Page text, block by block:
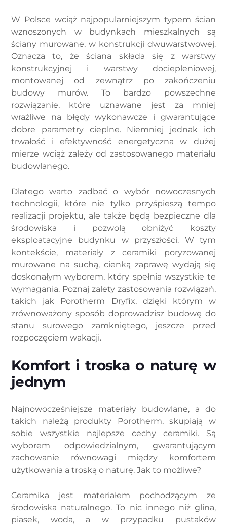
W Polsce wciąż najpopularniejszym typem ścian
wznoszonych w budynkach mieszkalnych są
ściany murowane, w konstrukcji dwuwarstwowej.
Oznacza to, że ściana składa się z warstwy
konstrukcyjnej i warstwy dociepleniowej,
montowanej od zewnątrz po zakończeniu
budowy murów. To bardzo powszechne
rozwiązanie, które uznawane jest za mniej
wrażliwe na błędy wykonawcze i gwarantujące
dobre parametry cieplne. Niemniej jednak ich
trwałość i efektywność energetyczna w dużej
mierze wciąż zależy od zastosowanego materiału
budowlanego.
Dlatego warto zadbać o wybór nowoczesnych
technologii, które nie tylko przyśpieszą tempo
realizacji projektu, ale także będą bezpieczne dla
środowiska i pozwolą obniżyć koszty
eksploatacyjne budynku w przyszłości. W tym
kontekście, materiały z ceramiki poryzowanej
murowane na suchą, cienką zaprawę wydają się
doskonałym wyborem, który spełnia wszystkie te
wymagania. Poznaj zalety zastosowania rozwiązań,
takich jak Porotherm Dryfix, dzięki którym w
zrównoważony sposób doprowadzisz budowę do
stanu surowego zamkniętego, jeszcze przed
rozpoczęciem wakacji.
Komfort i troska o naturę w
jednym
Najnowocześniejsze materiały budowlane, a do
takich należą produkty Porotherm, skupiają w
sobie wszystkie najlepsze cechy ceramiki. Są
wyborem odpowiedzialnym, gwarantującym
zachowanie równowagi między komfortem
użytkowania a troską o naturę. Jak to możliwe?
Ceramika jest materiałem pochodzącym ze
środowiska naturalnego. To nic innego niż glina,
piasek, woda, a w przypadku pustaków